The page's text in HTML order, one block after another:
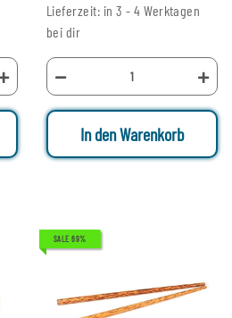
Lieferzeit: in 3 - 4 Werktagen
bei dir
In den Warenkorb
SALE 69%